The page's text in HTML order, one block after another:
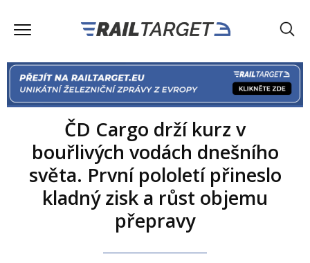
ČD Cargo drží kurz v
bouřlivých vodách dnešního
světa. První pololetí přineslo
kladný zisk a růst objemu
přepravy